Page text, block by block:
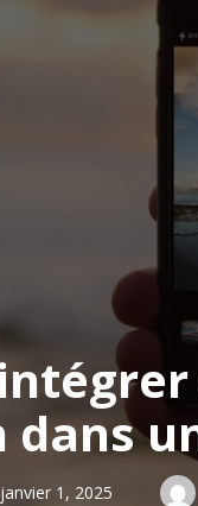
janvier 1, 2025